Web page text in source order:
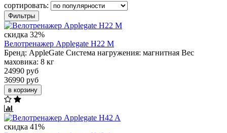
сортировать:
Фильтры
скидка 32%
Велотренажер Applegate H22 M
Бренд: AppleGate Система нагружения: магнитная Вес
маховика: 8 кг
24990 руб
36990 руб
в корзину
скидка 41%